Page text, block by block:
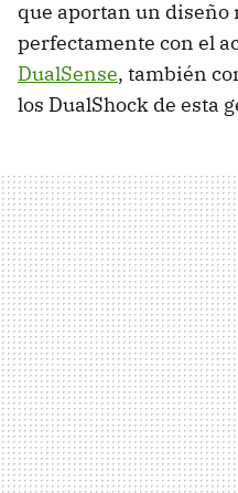
que aportan un diseño
perfectamente con el
DualSense, también
los DualShock de esta